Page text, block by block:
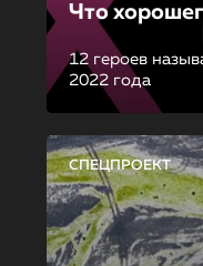
Что
12 героев
2022 года
СПЕЦПРОЕКТ